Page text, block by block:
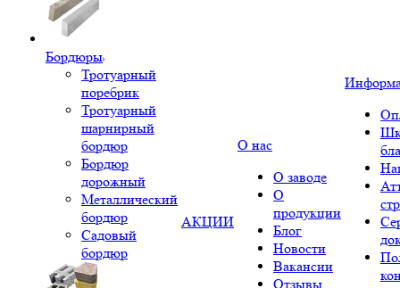
Бордюры
Тротуарный
поребрик
Тротуарный
шарнирный
бордюр
Бордюр
дорожный
Металлический
бордюр
Садовый
бордюр
АКЦИИ
О нас
О заводе
О
продукции
Блог
Новости
Вакансии
Отзывы